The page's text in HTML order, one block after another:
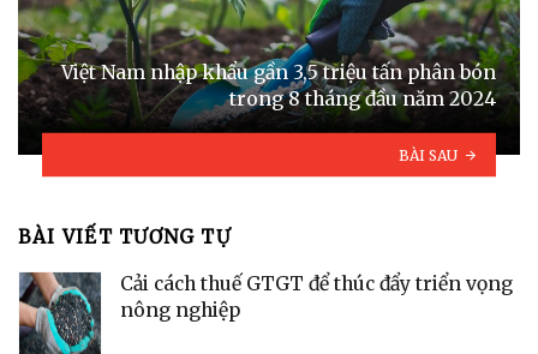
Việt Nam nhập khẩu gần 3,5 triệu tấn phân bón
trong 8 tháng đầu năm 2024
BÀI SAU
BÀI VIẾT TƯƠNG TỰ
Cải cách thuế GTGT để thúc đẩy triển vọng
nông nghiệp